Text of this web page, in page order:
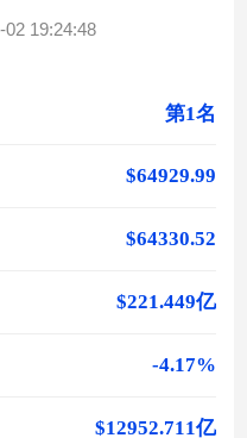
02 19:24:48
第1名
$64929.99
$64330.52
$221.449亿
-4.17%
$12952.711亿